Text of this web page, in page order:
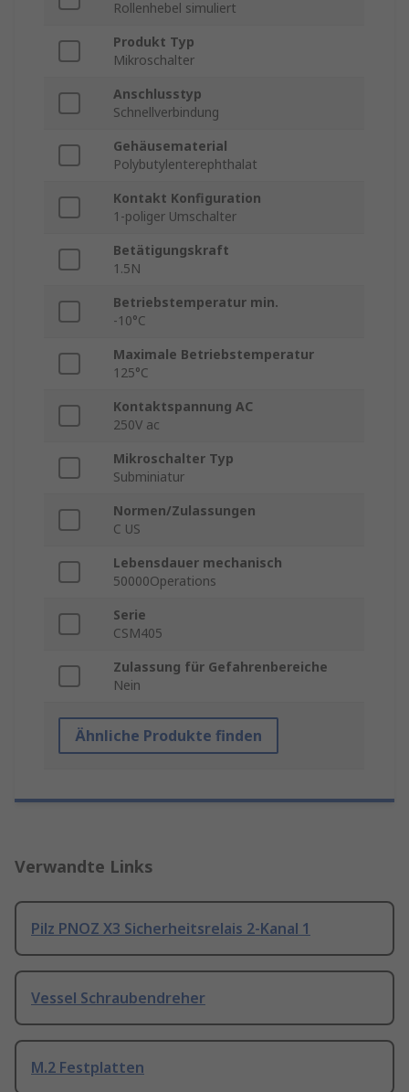
Rollenhebel simuliert
Produkt Typ
Mikroschalter
Anschlusstyp
Schnellverbindung
Gehäusematerial
Polybutylenterephthalat
Kontakt Konfiguration
1-poliger Umschalter
Betätigungskraft
1.5N
Betriebstemperatur min.
-10°C
Maximale Betriebstemperatur
125°C
Kontaktspannung AC
250V ac
Mikroschalter Typ
Subminiatur
Normen/Zulassungen
C US
Lebensdauer mechanisch
50000Operations
Serie
CSM405
Zulassung für Gefahrenbereiche
Nein
Ähnliche Produkte finden
Verwandte Links
Pilz PNOZ X3 Sicherheitsrelais 2-Kanal 1
Vessel Schraubendreher
M.2 Festplatten